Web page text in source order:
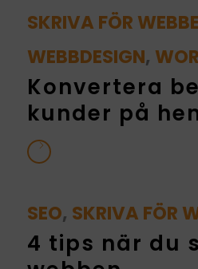
SKRIVA FÖR
WEBBDESIGN,
Konvertera
kunder på
SEO, SKRIVA FÖR
4 tips när du